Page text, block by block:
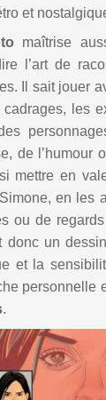
et
maîtrise
l’art de
Il sait jouer
les
de l’humour
mettre en
en les
ou de
donc un
et la
personnelle
.